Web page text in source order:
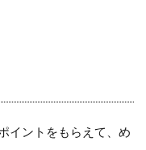
イントをもらえて、め